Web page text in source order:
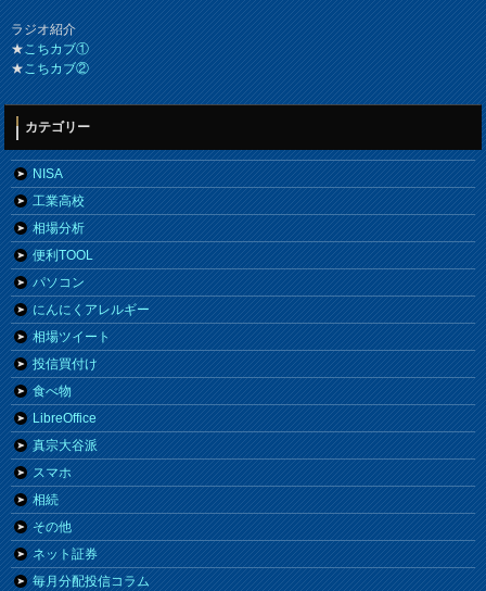
ラジオ紹介
★こちカブ①
★こちカブ②
カテゴリー
NISA
工業高校
相場分析
便利TOOL
パソコン
にんにくアレルギー
相場ツイート
投信買付け
食べ物
LibreOffice
真宗大谷派
スマホ
相続
その他
ネット証券
毎月分配投信コラム